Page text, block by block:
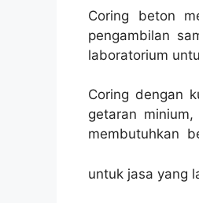
Coring beton
pengambilan
laboratorium
Coring dengan
getaran
membutuhkan
untuk jasa yang